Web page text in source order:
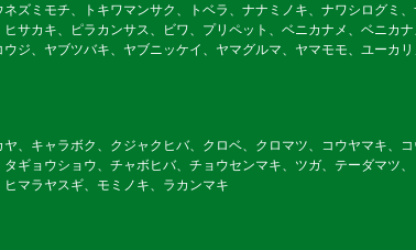
ズミモチ、トキワマンサク、トベラ、ナナミノキ、ナワシログミ
サカキ、ピラカンサス、ビワ、プリペット、ベニカナメ、ベニカ
ジ、ヤブツバキ、ヤブニッケイ、ヤマグルマ、ヤマモモ、ユーカ
キャラボク、クジャクヒバ、クロベ、クロマツ、コウヤマキ、
ギョウショウ、チャボヒバ、チョウセンマキ、ツガ、テーダマツ
マラヤスギ、モミノキ、ラカンマキ